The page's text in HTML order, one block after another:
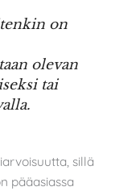
on
olevan
tai
sillä
pääasiassa